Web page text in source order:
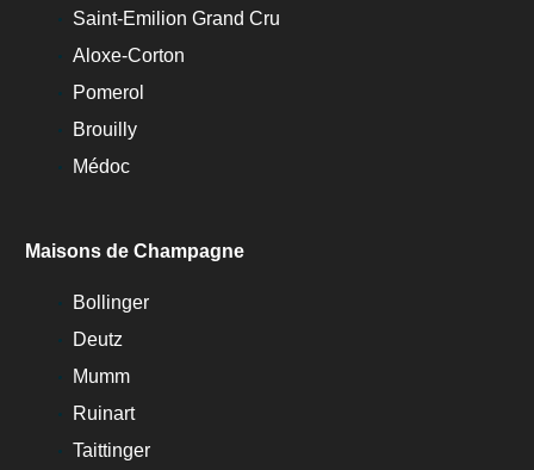
Saint-Emilion Grand Cru
Aloxe-Corton
Pomerol
Brouilly
Médoc
Maisons de Champagne
Bollinger
Deutz
Mumm
Ruinart
Taittinger